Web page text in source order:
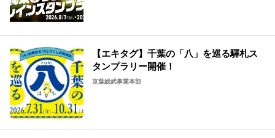
【エキタグ】千葉の「八」を巡る驛札ス
タンプラリー開催！
京葉総武事業本部